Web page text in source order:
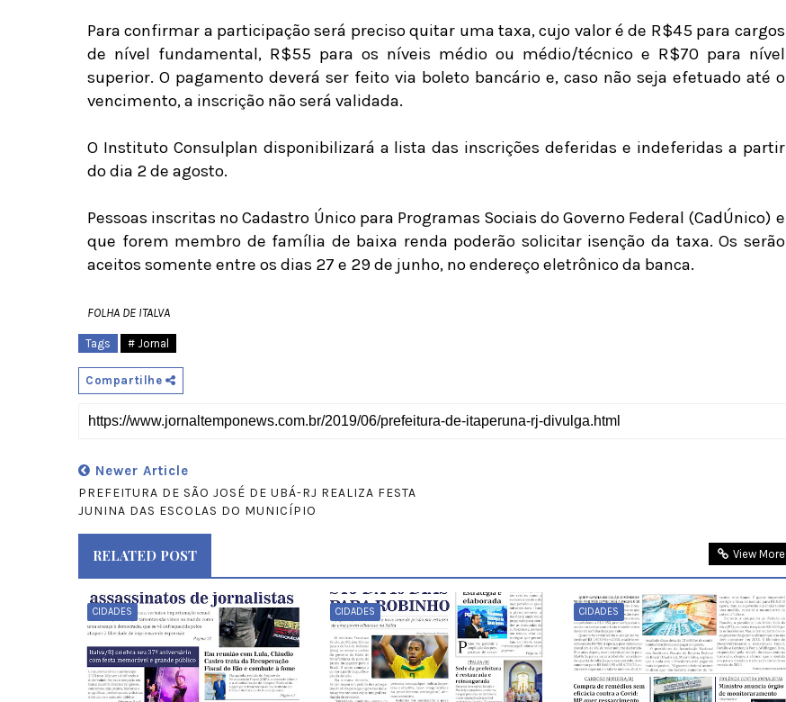
Para confirmar a participação será preciso quitar uma taxa, cujo valor é de R$45 para cargos
de nível fundamental, R$55 para os níveis médio ou médio/técnico e R$70 para nível
superior. O pagamento deverá ser feito via boleto bancário e, caso não seja efetuado até o
vencimento, a inscrição não será validada.
O Instituto Consulplan disponibilizará a lista das inscrições deferidas e indeferidas a partir
do dia 2 de agosto.
Pessoas inscritas no Cadastro Único para Programas Sociais do Governo Federal (CadÚnico) e
que forem membro de família de baixa renda poderão solicitar isenção da taxa. Os serão
aceitos somente entre os dias 27 e 29 de junho, no endereço eletrônico da banca.
FOLHA DE ITALVA
Tags # Jornal
Compartilhe
Newer Article
PREFEITURA DE SÃO JOSÉ DE UBÁ-RJ REALIZA FESTA
JUNINA DAS ESCOLAS DO MUNICÍPIO
RELATED POST View More
CIDADES CIDADES CIDADES